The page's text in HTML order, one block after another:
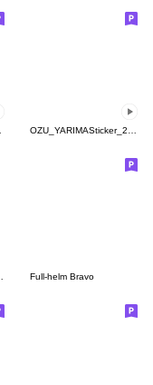
Hamazi Full-helm Bravo